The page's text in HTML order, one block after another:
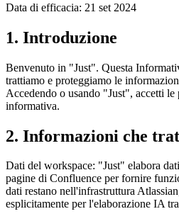
Data di efficacia: 21 set 2024
1. Introduzione
Benvenuto in "Just". Questa
trattiamo e proteggiamo le
Accedendo o usando "Just", accetti le
informativa.
2. Informazioni che
Dati del workspace: "Just" elabora
pagine di Confluence per fornire
dati restano nell'infrastruttura
esplicitamente per l'elaborazione IA